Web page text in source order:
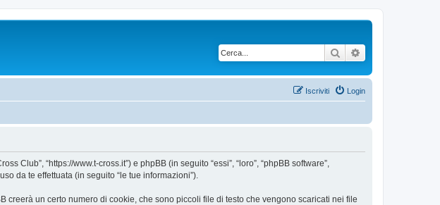
Cerca
Login
Iscriviti
Club”, “https://www.t-cross.it”) e phpBB (in seguito “essi”, “loro”, “phpBB software”,
da te effettuata (in seguito “le tue informazioni”).
creerà un certo numero di cookie, che sono piccoli file di testo che vengono scaricati nei file